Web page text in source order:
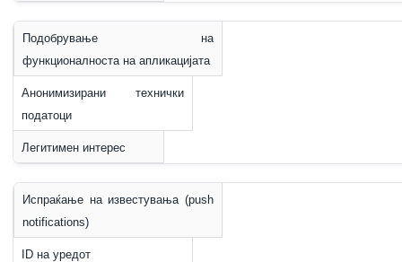
Подобрување на
функционалноста на апликацијата
Анонимизирани технички
податоци
Легитимен интерес
Испраќање на известувања (push
notifications)
ID на уредот